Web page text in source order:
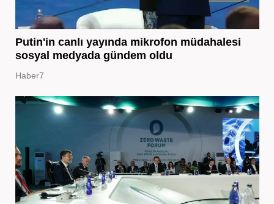
Putin'in canlı yayında mikrofon müdahalesi
sosyal medyada gündem oldu
Haber7